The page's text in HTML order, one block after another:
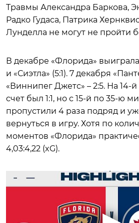
Травмы Александра Баркова,
Радко Гудаса, Патрика
Лунделла не могут не пройти
В декабре «Флорида» выиграла
и «Сиэтла» (5:1). 7 декабря
«Виннипег Джетс» – 2:5. На 14-
счет был 1:1, но с 15-й по 35-ю
пропустили 4 раза подряд и
вернуться в игру. Хотя по
моментов «Флорида»
4,03:4,22 (xG).